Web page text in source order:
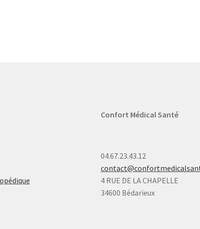
Confort Médical Santé
04.67.23.43.12
4 RUE DE LA CHAPELLE
34600 Bédarieux